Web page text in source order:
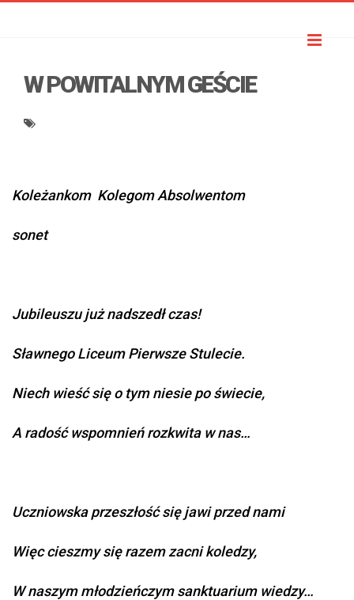
W POWITALNYM GEŚCIE
Koleżankom Kolegom Absolwentom
sonet
Jubileuszu już nadszedł czas!
Sławnego Liceum Pierwsze Stulecie.
Niech wieść się o tym niesie po świecie,
A radość wspomnień rozkwita w nas…
Uczniowska przeszłość się jawi przed nami
Więc cieszmy się razem zacni koledzy,
W naszym młodzieńczym sanktuarium wiedzy…